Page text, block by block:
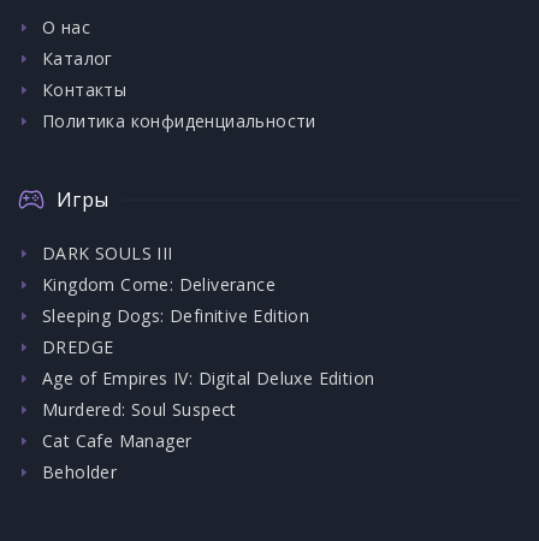
О нас
Каталог
Контакты
Политика конфиденциальности
Игры
DARK SOULS III
Kingdom Come: Deliverance
Sleeping Dogs: Definitive Edition
DREDGE
Age of Empires IV: Digital Deluxe Edition
Murdered: Soul Suspect
Cat Cafe Manager
Beholder